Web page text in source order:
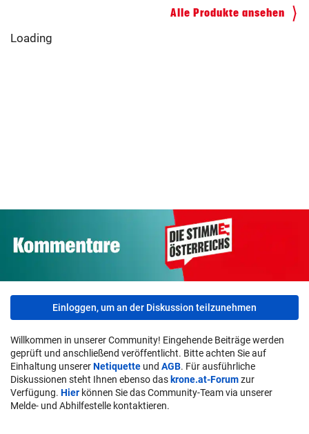
Kinderfahrrad Vergleich
Alle Produkte ansehen
Loading
Einloggen, um an der Diskussion teilzunehmen
Willkommen in unserer Community! Eingehende Beiträge werden
geprüft und anschließend veröffentlicht. Bitte achten Sie auf
Einhaltung unsererNetiquette und AGB. Für ausführliche
Diskussionen steht Ihnen ebenso das krone.at-Forumzur
Verfügung. Hier können Sie das Community-Team via unserer
Melde- und Abhilfestelle kontaktieren.